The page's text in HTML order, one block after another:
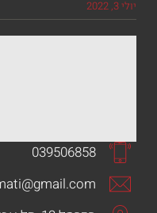
039506858
caffe.tamati@gmail.com